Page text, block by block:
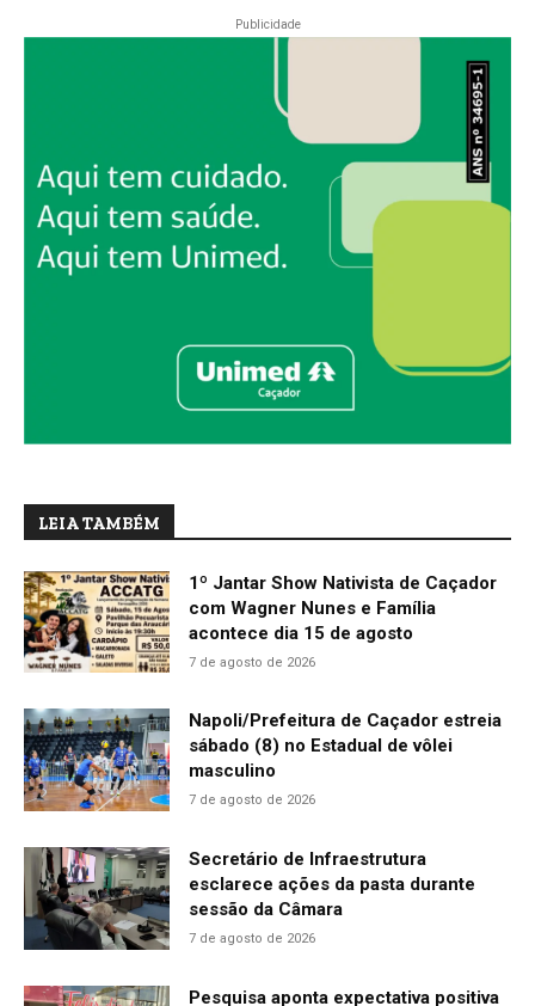
Publicidade
LEIA TAMBÉM
1º Jantar Show Nativista de Caçador
com Wagner Nunes e Família
acontece dia 15 de agosto
7 de agosto de 2026
Napoli/Prefeitura de Caçador estreia
sábado (8) no Estadual de vôlei
masculino
7 de agosto de 2026
Secretário de Infraestrutura
esclarece ações da pasta durante
sessão da Câmara
7 de agosto de 2026
Pesquisa aponta expectativa positiva